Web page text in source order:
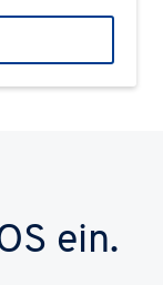
ein.